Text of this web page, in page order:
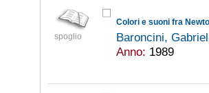
spoglio
Colori e suoni fra
Baroncini,
Anno: 1989